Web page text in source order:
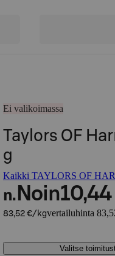
Ei valikoimassa
Taylors OF
g
Kaikki TAYLORS OF
n. Noin
83,52 €/kgvertailuhinta
Valitse